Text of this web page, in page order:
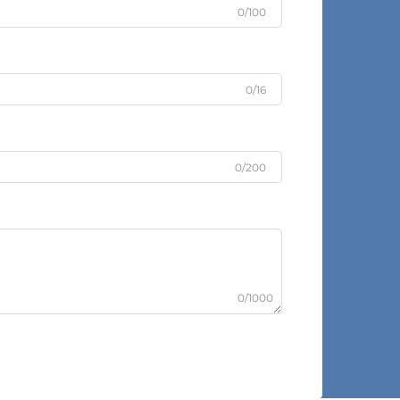
0/100
0/16
0/200
0/1000